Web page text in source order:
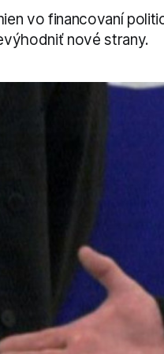
vo financovaní
nové strany.